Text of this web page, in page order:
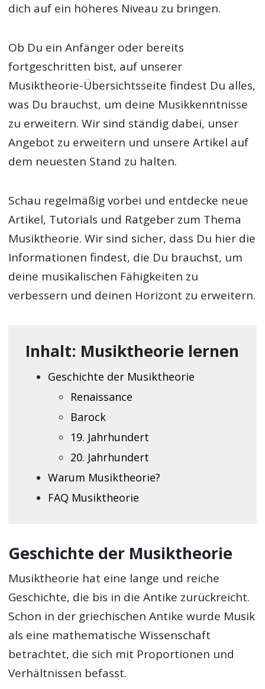
dich auf ein höheres Niveau zu bringen.
Ob Du ein Anfänger oder bereits
fortgeschritten bist, auf unserer
Musiktheorie-Übersichtsseite findest Du alles,
was Du brauchst, um deine Musikkenntnisse
zu erweitern. Wir sind ständig dabei, unser
Angebot zu erweitern und unsere Artikel auf
dem neuesten Stand zu halten.
Schau regelmäßig vorbei und entdecke neue
Artikel, Tutorials und Ratgeber zum Thema
Musiktheorie. Wir sind sicher, dass Du hier die
Informationen findest, die Du brauchst, um
deine musikalischen Fähigkeiten zu
verbessern und deinen Horizont zu erweitern.
Inhalt: Musiktheorie lernen
Geschichte der Musiktheorie
Renaissance
Barock
19. Jahrhundert
20. Jahrhundert
Warum Musiktheorie?
FAQ Musiktheorie
Geschichte der Musiktheorie
Musiktheorie hat eine lange und reiche
Geschichte, die bis in die Antike zurückreicht.
Schon in der griechischen Antike wurde Musik
als eine mathematische Wissenschaft
betrachtet, die sich mit Proportionen und
Verhältnissen befasst.